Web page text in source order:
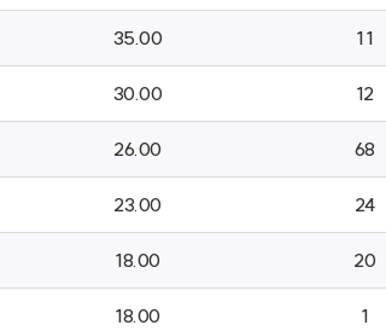
35.00 11
30.00 12
26.00 68
23.00 24
18.00 20
18.00 1